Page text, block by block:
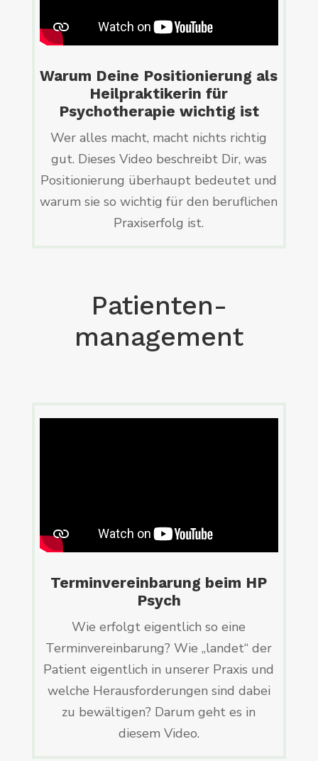
Warum Deine Positionierung als
Heilpraktikerin für
Psychotherapie wichtig ist
Wer alles macht, macht nichts richtig
gut. Dieses Video beschreibt Dir, was
Positionierung überhaupt bedeutet und
warum sie so wichtig für den beruflichen
Praxiserfolg ist.
Patienten­
management
Terminvereinbarung beim HP
Psych
Wie erfolgt eigentlich so eine
Terminvereinbarung? Wie „landet“ der
Patient eigentlich in unserer Praxis und
welche Herausforderungen sind dabei
zu bewältigen? Darum geht es in
diesem Video.